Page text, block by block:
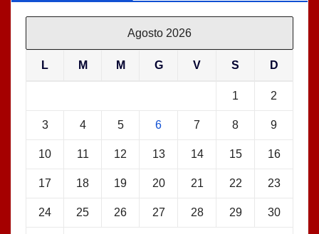
Agosto 2026
L M M G V S D
1 2
3 4 5 6 7 8 9
10 11 12 13 14 15 16
17 18 19 20 21 22 23
24 25 26 27 28 29 30